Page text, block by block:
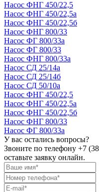
Насос ФНГ 450/22,5
Насос ФНГ 450/22,5а
Насос ФНГ 450/22,5б
Насос ФНГ 800/33
Насос ФГ 800/33а
Насос ФГ 800/33
Насос ФНГ 800/33а
Насос СД 25/14а
Насос СД 25/14б
Насос СД 50/10а
Насос ФНГ 450/22,5
Насос ФНГ 450/22,5а
Насос ФНГ 450/22,5б
Насос ФНГ 800/33
Насос ФГ 800/33а
У вас остались вопросы?
Звоните по телефону +7
оставьте заявку онлайн.